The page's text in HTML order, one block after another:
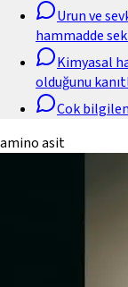
Urun ve
hammadde
Kimyasal
olduğunu
Cok
amino asit